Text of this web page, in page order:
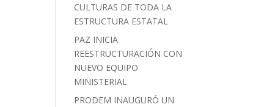
CULTURAS DE TODA LA
ESTRUCTURA ESTATAL
PAZ INICIA
REESTRUCTURACIÓN CON
NUEVO EQUIPO
MINISTERIAL
PRODEM INAUGURÓ UN